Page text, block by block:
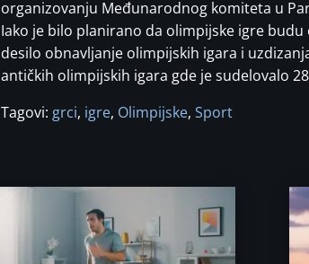
organizovanju Međunarodnog komiteta u
Iako je bilo planirano da olimpijske igre
desilo obnavljanje olimpijskih igara i
antičkih olimpijskih igara gde je sudelovalo
Tagovi: grci, igre, Olimpijske, Sport